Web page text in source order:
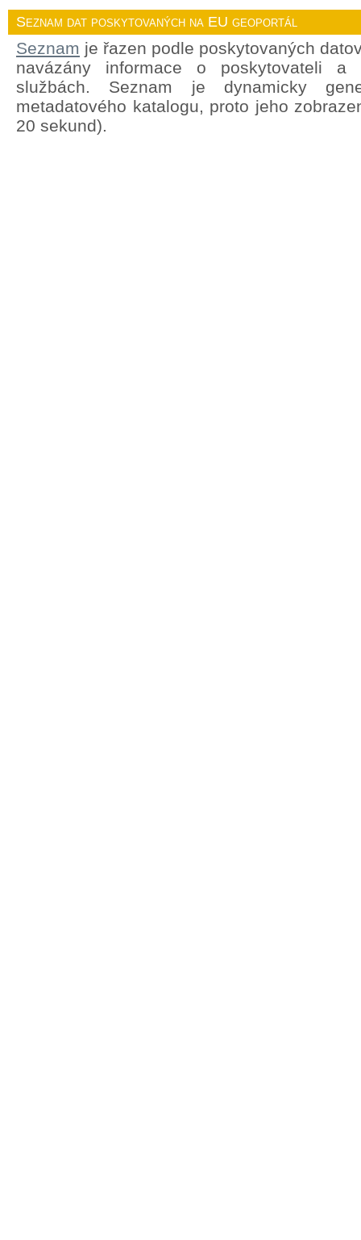
Seznam dat poskytovaných na EU geoportál
Seznam je řazen podle poskytovaných
navázány informace o poskytovateli a
službách. Seznam je dynamicky
metadatového katalogu, proto jeho
20 sekund).